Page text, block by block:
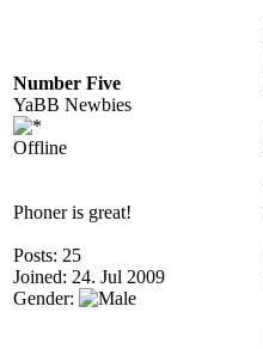
Number Five
YaBB Newbies
Offline
Phoner is great!
Posts: 25
Joined: 24. Jul 2009
Gender: